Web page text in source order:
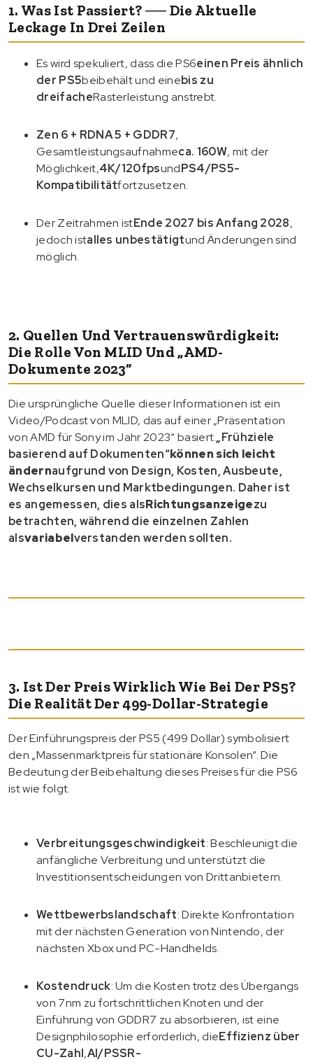
1. Was Ist Passiert? ── Die Aktuelle
Leckage In Drei Zeilen
Es wird spekuliert, dass die PS6einen Preis ähnlich
der PS5beibehält und einebis zu
dreifacheRasterleistung anstrebt.
Zen 6 + RDNA 5 + GDDR7,
Gesamtleistungsaufnahmeca. 160W, mit der
Möglichkeit,4K/120fpsundPS4/PS5-
Kompatibilitätfortzusetzen.
Der Zeitrahmen istEnde 2027 bis Anfang 2028,
jedoch istalles unbestätigtund Änderungen sind
möglich.
2. Quellen Und Vertrauenswürdigkeit:
Die Rolle Von MLID Und „AMD-
Dokumente 2023“
Die ursprüngliche Quelle dieser Informationen ist ein
Video/Podcast von MLID, das auf einer „Präsentation
von AMD für Sony im Jahr 2023“ basiert.„Frühziele
basierend auf Dokumenten“können sich leicht
ändernaufgrund von Design, Kosten, Ausbeute,
Wechselkursen und Marktbedingungen. Daher ist
es angemessen, dies alsRichtungsanzeigezu
betrachten, während die einzelnen Zahlen
alsvariabelverstanden werden sollten.
3. Ist Der Preis Wirklich Wie Bei Der PS5?
Die Realität Der 499-Dollar-Strategie
Der Einführungspreis der PS5 (499 Dollar) symbolisiert
den „Massenmarktpreis für stationäre Konsolen“. Die
Bedeutung der Beibehaltung dieses Preises für die PS6
ist wie folgt.
Verbreitungsgeschwindigkeit: Beschleunigt die
anfängliche Verbreitung und unterstützt die
Investitionsentscheidungen von Drittanbietern.
Wettbewerbslandschaft: Direkte Konfrontation
mit der nächsten Generation von Nintendo, der
nächsten Xbox und PC-Handhelds.
Kostendruck: Um die Kosten trotz des Übergangs
von 7nm zu fortschrittlichen Knoten und der
Einführung von GDDR7 zu absorbieren, ist eine
Designphilosophie erforderlich, dieEffizienz über
CU-Zahl,AI/PSSR-